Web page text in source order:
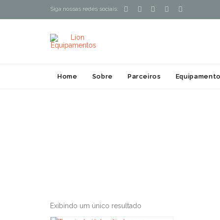
Siga nossas redes sociais:     
Home Sobre Parceiros
Exibindo um único resultado